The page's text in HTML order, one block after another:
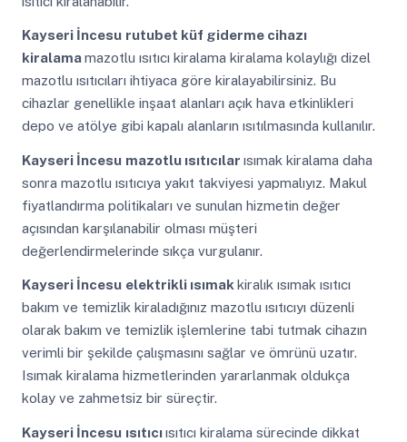
Kayseri İncesu rutubet küf giderme cihazı
kiralamamazotlu ısıtıcı kiralama kiralama kolaylığı dizel
mazotlu ısıtıcıları ihtiyaca göre kiralayabilirsiniz. Bu
cihazlar genellikle inşaat alanları açık hava etkinlikleri
depo ve atölye gibi kapalı alanların ısıtılmasında kullanılır.
Kayseri İncesu mazotlu ısıtıcılar ısımak kiralama daha
sonra mazotlu ısıtıcıya yakıt takviyesi yapmalıyız. Makul
fiyatlandırma politikaları ve sunulan hizmetin değer
açısından karşılanabilir olması müşteri
değerlendirmelerinde sıkça vurgulanır.
Kayseri İncesu elektrikli ısımakkiralık ısımak ısıtıcı
bakım ve temizlik kiraladığınız mazotlu ısıtıcıyı düzenli
olarak bakım ve temizlik işlemlerine tabi tutmak cihazın
verimli bir şekilde çalışmasını sağlar ve ömrünü uzatır.
Isımak kiralama hizmetlerinden yararlanmak oldukça
kolay ve zahmetsiz bir süreçtir.
Kayseri İncesu ısıtıcıısıtıcı kiralama sürecinde dikkat